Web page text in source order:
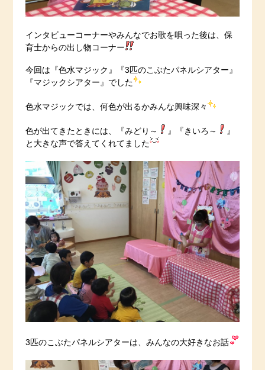
インタビューコーナーやみんなでお歌を唄った後は、保
育士からの出し物コーナー
今回は『色水マジック』『3匹のこぶたパネルシアター』
『マジックシアター』でした
色水マジックでは、何色が出るかみんな興味深々
色が出てきたときには、『みどり～ 』『きいろ～
』
と大きな声で答えてくれてました
3匹のこぶたパネルシアターは、みんなの大好きなお話